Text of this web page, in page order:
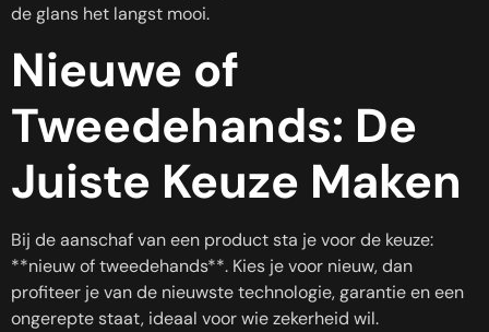
de glans het langst mooi.
Nieuwe of
Tweedehands: De
Juiste Keuze Maken
Bij de aanschaf van een product sta je voor de keuze:
**nieuw of tweedehands**. Kies je voor nieuw, dan
profiteer je van de nieuwste technologie, garantie en een
ongerepte staat, ideaal voor wie zekerheid wil.